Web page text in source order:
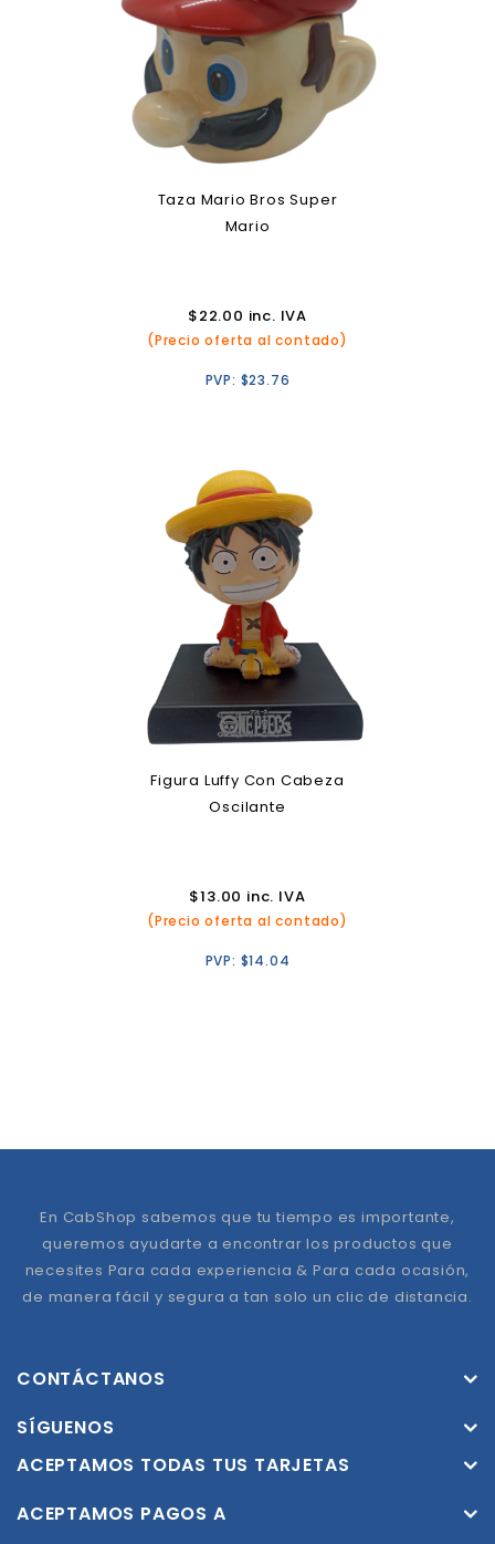
Taza Mario Bros Super
Mario
$22.00 inc. IVA
(Precio oferta al contado)
PVP: $23.76
Figura Luffy Con Cabeza
Oscilante
$13.00 inc. IVA
(Precio oferta al contado)
PVP: $14.04
En CabShop sabemos que tu tiempo es importante,
queremos ayudarte a encontrar los productos que
necesites Para cada experiencia & Para cada ocasión,
de manera fácil y segura a tan solo un clic de distancia.
CONTÁCTANOS
SÍGUENOS
ACEPTAMOS TODAS TUS TARJETAS
ACEPTAMOS PAGOS A